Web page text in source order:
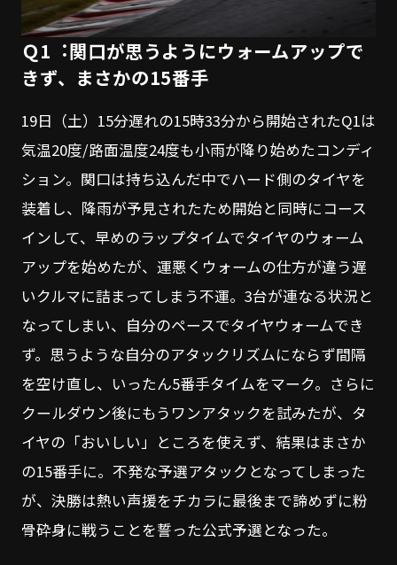
Ｑ1︓関口が思うようにウォームアップで
きず、まさかの15番手
19日（土）15分遅れの15時33分から開始されたQ1は
気温20度/路面温度24度も小雨が降り始めたコンディ
ション。関口は持ち込んだ中でハード側のタイヤを
装着し、降雨が予見されたため開始と同時にコース
インして、早めのラップタイムでタイヤのウォーム
アップを始めたが、運悪くウォームの仕方が違う遅
いクルマに詰まってしまう不運。3台が連なる状況と
なってしまい、自分のペースでタイヤウォームでき
ず。思うような自分のアタックリズムにならず間隔
を空け直し、いったん5番手タイムをマーク。さらに
クールダウン後にもうワンアタックを試みたが、タ
イヤの「おいしい」ところを使えず、結果はまさか
の15番手に。不発な予選アタックとなってしまった
が、決勝は熱い声援をチカラに最後まで諦めずに粉
骨砕身に戦うことを誓った公式予選となった。